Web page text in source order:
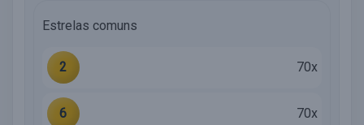
Estrelas comuns
2 70x
6 70x